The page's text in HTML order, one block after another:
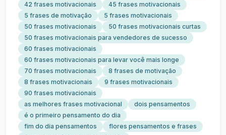
42 frases motivacionais
45 frases motivacionais
5 frases de motivação
5 frases motivacionais
50 frases motivacionais
50 frases motivacionais curtas
50 frases motivacionais para vendedores de sucesso
60 frases motivacionais
60 frases motivacionais para levar você mais longe
70 frases motivacionais
8 frases de motivação
8 frases motivacionais
9 frases motivacionais
90 frases motivacionais
as melhores frases motivacional
dois pensamentos
é o primeiro pensamento do dia
fim do dia pensamentos
flores pensamentos e frases